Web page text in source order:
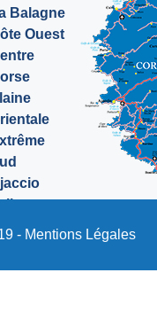
Balagne
Ouest
- Mentions Légales